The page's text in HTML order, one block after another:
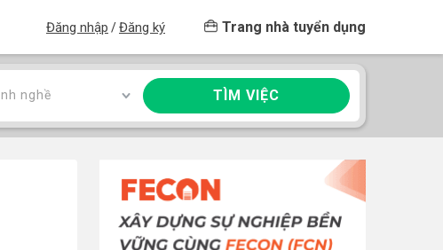
Đăng nhập /Đăng ký Trang nhà tuyển dụng
nghề TÌM VIỆC